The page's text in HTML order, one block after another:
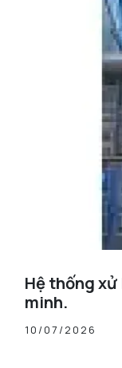
Hệ thống
minh.
10/07/2026